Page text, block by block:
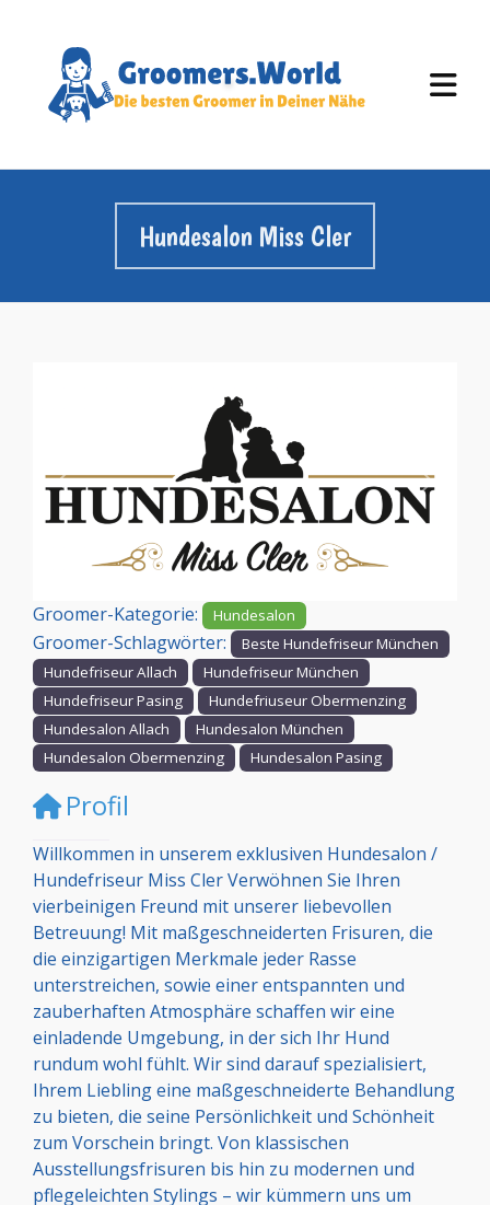
Hundesalon Miss Cler
Vorheriges
Groomer-Kategorie: Hundesalon
Groomer-Schlagwörter:
Beste Hundefriseur München
Hundefriseur Allach
Hundefriseur München
Hundefriseur Pasing
Hundefriuseur Obermenzing
Hundesalon Allach
Hundesalon München
Hundesalon Obermenzing
Hundesalon Pasing
Profil
Willkommen in unserem exklusiven Hundesalon /
Hundefriseur Miss Cler Verwöhnen Sie Ihren
vierbeinigen Freund mit unserer liebevollen
Betreuung! Mit maßgeschneiderten Frisuren, die
die einzigartigen Merkmale jeder Rasse
unterstreichen, sowie einer entspannten und
zauberhaften Atmosphäre schaffen wir eine
einladende Umgebung, in der sich Ihr Hund
rundum wohl fühlt. Wir sind darauf spezialisiert,
Ihrem Liebling eine maßgeschneiderte Behandlung
zu bieten, die seine Persönlichkeit und Schönheit
zum Vorschein bringt. Von klassischen
Ausstellungsfrisuren bis hin zu modernen und
pflegeleichten Stylings – wir kümmern uns um